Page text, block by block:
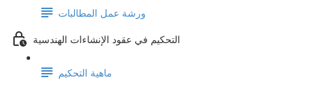
ورشة عمل المطالبات
التحكيم في عقود الإنشاءات الهندسية
ماهية التحكيم